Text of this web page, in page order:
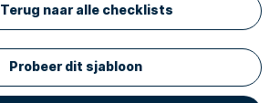
Terug naar alle checklists
Probeer dit sjabloon